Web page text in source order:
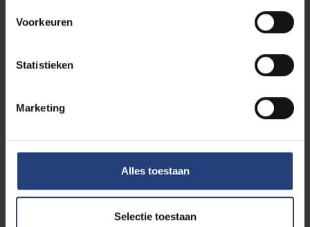
Voorkeuren
Statistieken
Marketing
Alles toestaan
Selectie toestaan
Meer over onze werking voor oud-
Sluit je aan bij onze